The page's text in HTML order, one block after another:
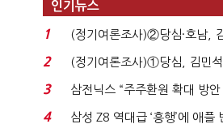
인기뉴스
1
(정기여론조사)②당심·호남,
청래 '초접전'...
2
(정기여론조사)①당심, 김민석
'초접전'…대통령 ...
3
삼전닉스 “주주환원 확대 방
로이터에 성명...
4
삼성 Z8 역대급 ‘흥행’에 애플